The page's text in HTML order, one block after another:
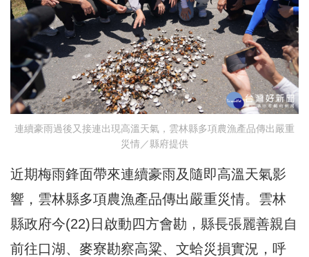
連續豪雨過後又接連出現高溫天氣，雲林縣多項農漁產品傳出嚴重
災情／縣府提供
近期梅雨鋒面帶來連續豪雨及隨即高溫天氣影
響，雲林縣多項農漁產品傳出嚴重災情。雲林
縣政府今(22)日啟動四方會勘，縣長張麗善親自
前往口湖、麥寮勘察高粱、文蛤災損實況，呼